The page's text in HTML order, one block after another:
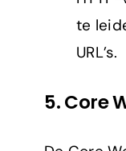
te
URL’s.
5.Core